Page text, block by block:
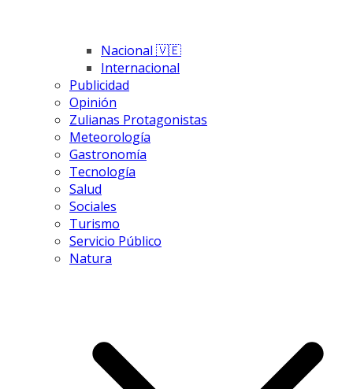
Nacional 🇻🇪
Internacional
Publicidad
Opinión
Zulianas Protagonistas
Meteorología
Gastronomía
Tecnología
Salud
Sociales
Turismo
Servicio Público
Natura